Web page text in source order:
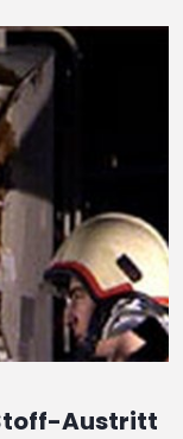
Austritt